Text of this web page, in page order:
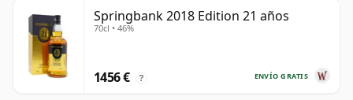
Springbank 2018 Edition 21 años
70cl • 46%
ENVÍO GRATIS
1456 € ?